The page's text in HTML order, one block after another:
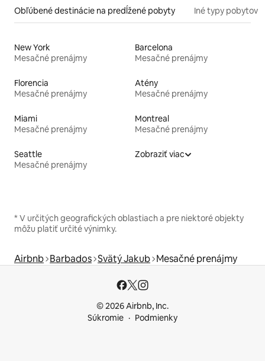
Obľúbené destinácie na predĺžené pobyty Iné typy pobytov
New York
Mesačné prenájmy
Barcelona
Mesačné prenájmy
Florencia
Mesačné prenájmy
Atény
Mesačné prenájmy
Miami
Mesačné prenájmy
Montreal
Mesačné prenájmy
Seattle
Mesačné prenájmy
Zobraziť viac
* V určitých geografických oblastiach a pre niektoré objekty
môžu platiť určité výnimky.
Airbnb Barbados Svätý Jakub Mesačné prenájmy
© 2026 Airbnb, Inc.
Súkromie
Podmienky